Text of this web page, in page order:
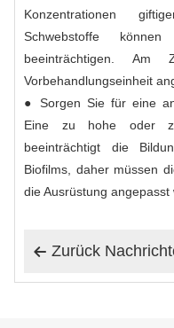
Konzentrationen
Schwebstoffe
beeinträchtigen. Am
Vorbehandlungseinheit
● Sorgen Sie für eine
Eine zu hohe oder zu
beeinträchtigt die
Biofilms, daher müssen
die Ausrüstung angepasst
 Zurück